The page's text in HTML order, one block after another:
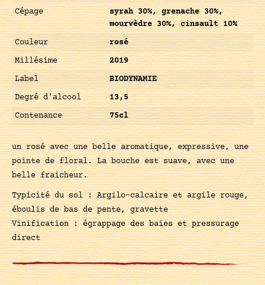
Cépage
syrah 30%, grenache 30%,
mourvèdre 30%, cinsault 10%
Couleur
rosé
Millésime
2019
Label
BIODYNAMIE
Degré d'alcool
13,5
Contenance
75cl
un rosé avec une belle aromatique, expressive, une
pointe de floral. La bouche est suave, avec une
belle fraicheur.
Typicité du sol : Argilo-calcaire et argile rouge,
éboulis de bas de pente, gravette
Vinification : égrappage des baies et pressurage
direct